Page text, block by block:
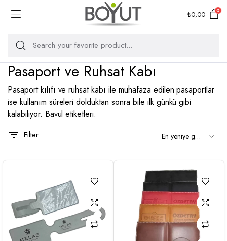
₺0,00 0
Pasaport ve Ruhsat Kabı
Pasaport kılıfı ve ruhsat kabı ile muhafaza edilen pasaportlar
ise kullanım süreleri dolduktan sonra bile ilk günkü gibi
kalabiliyor. Bavul etiketleri.
Filter